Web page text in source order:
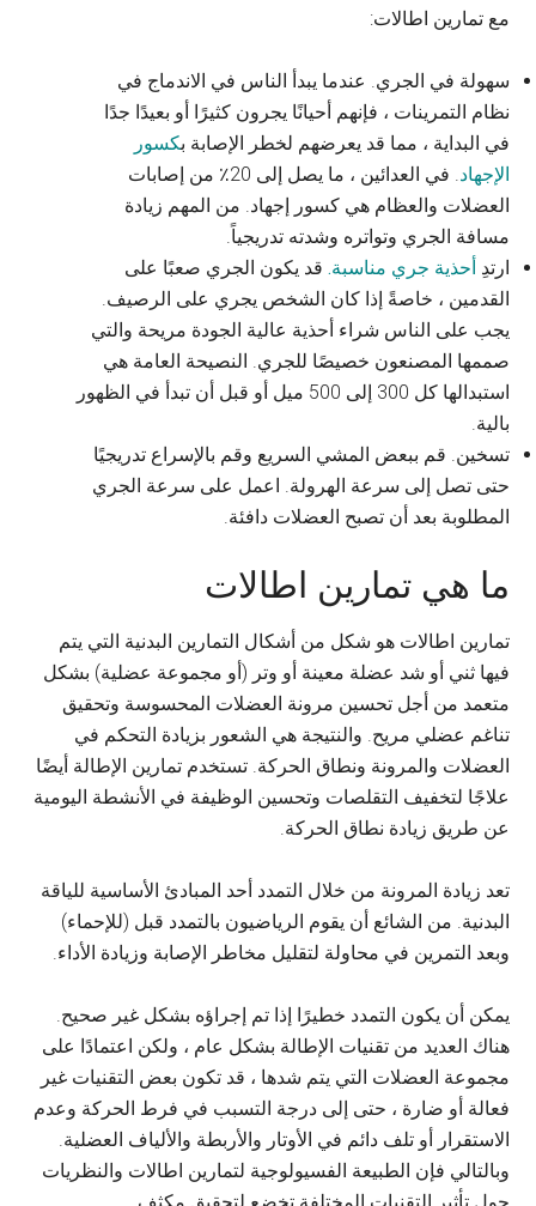
مع تمارين اطالات:
سهولة في الجري. عندما يبدأ الناس في الاندماج في
نظام التمرينات ، فإنهم أحيانًا يجرون كثيرًا أو بعيدًا جدًا
في البداية ، مما قد يعرضهم لخطر الإصابة بكسور
الإجهاد
. في العدائين ، ما يصل إلى 20٪ من إصابات
العضلات والعظام هي كسور إجهاد. من المهم زيادة
مسافة الجري وتواتره وشدته تدريجياً.
ارتدِ أحذية جري مناسبة. قد يكون الجري صعبًا على
القدمين ، خاصةً إذا كان الشخص يجري على الرصيف.
يجب على الناس شراء أحذية عالية الجودة مريحة والتي
صممها المصنعون خصيصًا للجري. النصيحة العامة هي
استبدالها كل 300 إلى 500 ميل أو قبل أن تبدأ في الظهور
بالية.
تسخين. قم ببعض المشي السريع وقم بالإسراع تدريجيًا
حتى تصل إلى سرعة الهرولة. اعمل على سرعة الجري
المطلوبة بعد أن تصبح العضلات دافئة.
ما هي تمارين اطالات
تمارين اطالات هو شكل من أشكال التمارين البدنية التي يتم
فيها ثني أو شد عضلة معينة أو وتر (أو مجموعة عضلية) بشكل
متعمد من أجل تحسين مرونة العضلات المحسوسة وتحقيق
تناغم عضلي مريح. والنتيجة هي الشعور بزيادة التحكم في
العضلات والمرونة ونطاق الحركة. تستخدم تمارين الإطالة أيضًا
علاجًا لتخفيف التقلصات وتحسين الوظيفة في الأنشطة اليومية
عن طريق زيادة نطاق الحركة.
تعد زيادة المرونة من خلال التمدد أحد المبادئ الأساسية للياقة
البدنية. من الشائع أن يقوم الرياضيون بالتمدد قبل (للإحماء)
وبعد التمرين في محاولة لتقليل مخاطر الإصابة وزيادة الأداء.
يمكن أن يكون التمدد خطيرًا إذا تم إجراؤه بشكل غير صحيح.
هناك العديد من تقنيات الإطالة بشكل عام ، ولكن اعتمادًا على
مجموعة العضلات التي يتم شدها ، قد تكون بعض التقنيات غير
فعالة أو ضارة ، حتى إلى درجة التسبب في فرط الحركة وعدم
الاستقرار أو تلف دائم في الأوتار والأربطة والألياف العضلية.
وبالتالي فإن الطبيعة الفسيولوجية لتمارين اطالات والنظريات